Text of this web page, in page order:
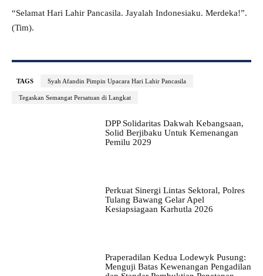
“Selamat Hari Lahir Pancasila. Jayalah Indonesiaku. Merdeka!”.
(Tim).
TAGS Syah Afandin Pimpin Upacara Hari Lahir Pancasila
Tegaskan Semangat Persatuan di Langkat
DPP Solidaritas Dakwah Kebangsaan,
Solid Berjibaku Untuk Kemenangan
Pemilu 2029
Perkuat Sinergi Lintas Sektoral, Polres
Tulang Bawang Gelar Apel
Kesiapsiagaan Karhutla 2026
Praperadilan Kedua Lodewyk Pusung:
Menguji Batas Kewenangan Pengadilan